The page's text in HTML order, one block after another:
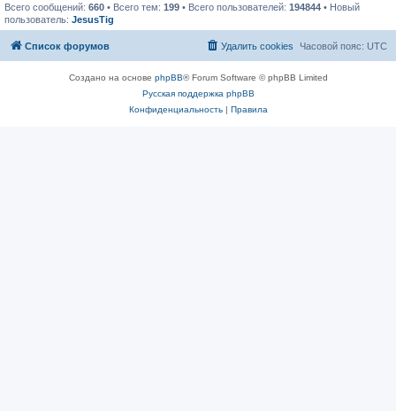
Всего сообщений: 660 • Всего тем: 199 • Всего пользователей: 194844 • Новый
пользователь: JesusTig
Список форумов Часовой пояс: UTC
Удалить cookies
Создано на основе phpBB® Forum Software © phpBB Limited
Русская поддержка phpBB
Конфиденциальность| Правила